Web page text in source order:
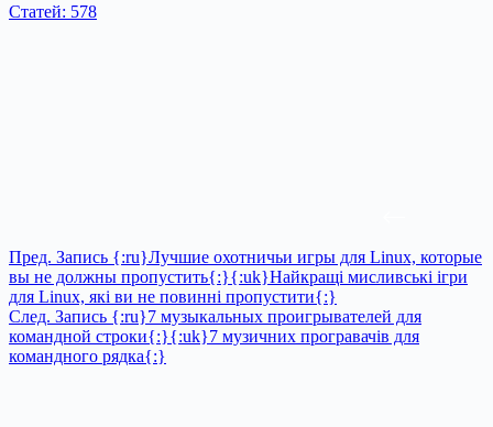
Статей: 578
Пред. Запись {:ru}Лучшие охотничьи игры для Linux, которые
вы не должны пропустить{:}{:uk}Найкращі мисливські ігри
для Linux, які ви не повинні пропустити{:}
След. Запись {:ru}7 музыкальных проигрывателей для
командной строки{:}{:uk}7 музичних програвачів для
командного рядка{:}